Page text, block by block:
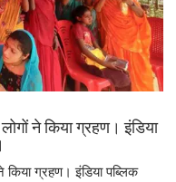
ने किया ग्रहण। इंडिया
ग्रहण। इंडिया पब्लिक